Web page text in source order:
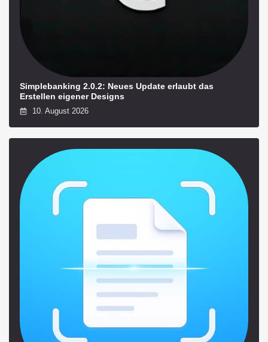
Simplebanking 2.0.2: Neues Update erlaubt das
Erstellen eigener Designs
10. August 2026